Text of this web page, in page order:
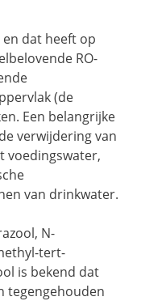
dat heeft op
RO-
(de
Een belangrijke
verwijdering van
voedingswater,
van drinkwater.
N-
tert-
is bekend dat
tegengehouden